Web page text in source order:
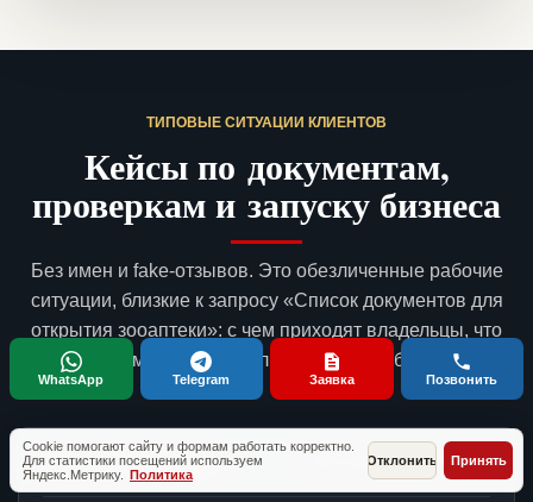
ТИПОВЫЕ СИТУАЦИИ КЛИЕНТОВ
Кейсы по документам,
проверкам и запуску бизнеса
Без имен и fake-отзывов. Это обезличенные рабочие
ситуации, близкие к запросу «Список документов для
открытия зооаптеки»: с чем приходят владельцы, что
готовим и какой результат получает бизнес.
Вет- и зообизнес Новосибирская область
Cookie помогают сайту и формам работать корректно.
Для статистики посещений используем
Яндекс.Метрику. Политика
Отклонить Принять
WhatsApp Telegram Заявка Позвонить